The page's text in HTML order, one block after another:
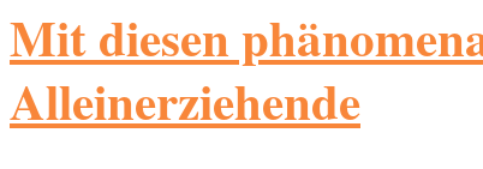
Mit diesen
Alleinerziehende